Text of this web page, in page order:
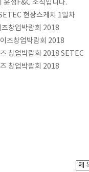
윤성F&C 소식입니다.
현장스케치 1일차
창업박람회 2018
즈창업박람회 2018
창업박람회 2018 SETEC
창업박람회 2018